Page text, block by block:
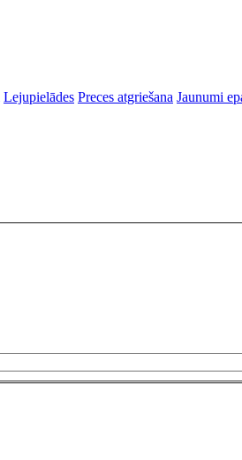
Lejupielādes Preces atgriešana Jaunumi